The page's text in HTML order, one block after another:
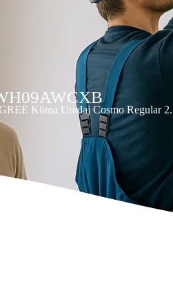
Klima Uređaj Cosmo Regular